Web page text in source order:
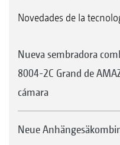
Novedades de la
Nueva sembradora
8004-2C Grand de
cámara
Neue